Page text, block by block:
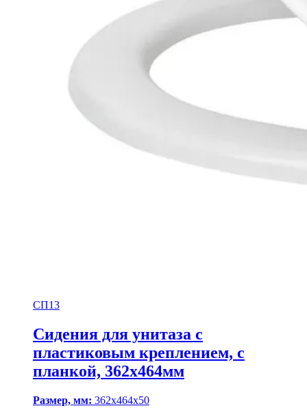
СП13
Сидения для унитаза с
пластиковым креплением, с
планкой, 362х464мм
Размер, мм: 362х464х50